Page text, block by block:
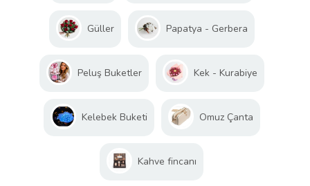
Güller Papatya - Gerbera
Peluş Buketler Kek - Kurabiye
Kelebek Buketi Omuz Çanta
Kahve fincanı